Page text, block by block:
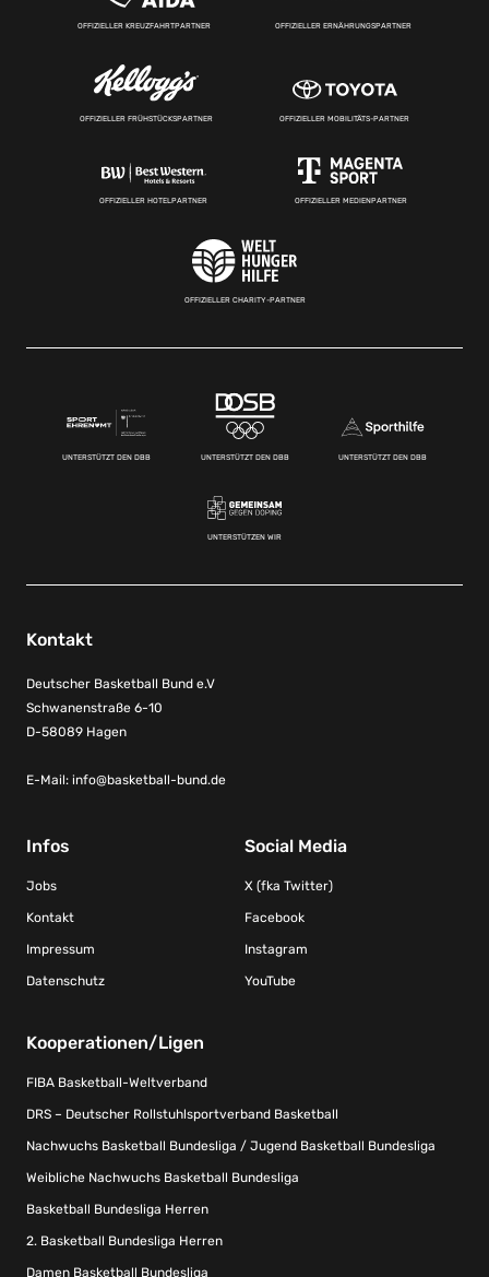
OFFIZIELLER KREUZFAHRTPARTNER OFFIZIELLER ERNÄHRUNGSPARTNER
OFFIZIELLER FRÜHSTÜCKSPARTNER OFFIZIELLER MOBILITÄTS-PARTNER
OFFIZIELLER HOTELPARTNER OFFIZIELLER MEDIENPARTNER
OFFIZIELLER CHARITY-PARTNER
UNTERSTÜTZT DEN DBB UNTERSTÜTZT DEN DBB UNTERSTÜTZT DEN DBB
UNTERSTÜTZEN WIR
Kontakt
Deutscher Basketball Bund e.V
Schwanenstraße 6-10
D-58089 Hagen
E-Mail: info@basketball-bund.de
Infos
Jobs
Kontakt
Impressum
Datenschutz
Social Media
X (fka Twitter)
Facebook
Instagram
YouTube
Kooperationen/Ligen
FIBA Basketball-Weltverband
DRS – Deutscher Rollstuhlsportverband Basketball
Nachwuchs Basketball Bundesliga / Jugend Basketball Bundesliga
Weibliche Nachwuchs Basketball Bundesliga
Basketball Bundesliga Herren
2. Basketball Bundesliga Herren
Damen Basketball Bundesliga